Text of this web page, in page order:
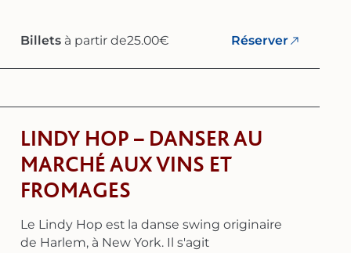
historiquement fidèle du jazz américain, du
stylistique et séduit par un son qui fait
revivre l'esprit des « années folles ». Les
racines musicales de cette époque se
trouvent à la Nouvelle-Orléans et dans les
en gomme-laque, aux gramophones et aux
premières émissions de radio, cette nouvelle
Billets à partir de25.00€ Réserver
LINDY HOP – DANSER AU
MARCHÉ AUX VINS ET
FROMAGES
Le Lindy Hop est la danse swing originaire
de Harlem, à New York. Il s'agit